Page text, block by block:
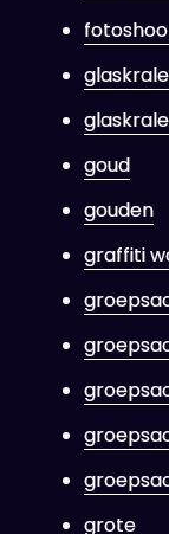
goud
gouden
graffiti
grote